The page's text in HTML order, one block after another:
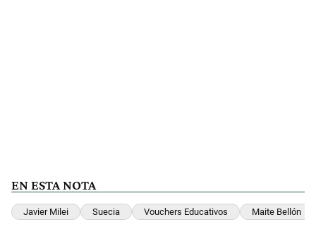
EN ESTA NOTA
Javier Milei Suecia Vouchers Educativos Maite Bellón